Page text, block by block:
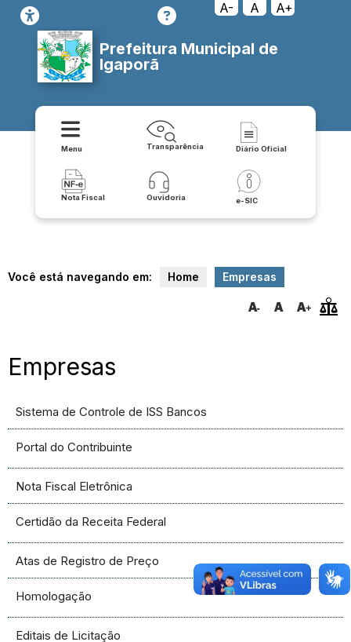
A- A A+
Prefeitura Municipal de
Igaporã
Menu Transparência Diário Oficial
Nota Fiscal Ouvidoria e-SIC
Você está navegando em: Home Empresas
Empresas
Sistema de Controle de ISS Bancos
Portal do Contribuinte
Nota Fiscal Eletrônica
Certidão da Receita Federal
Atas de Registro de Preço
Homologação
Editais de Licitação